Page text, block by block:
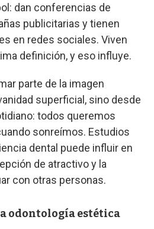
dan conferencias de
publicitarias y tienen
en redes sociales. Viven
definición, y eso influye.
parte de la imagen
superficial, sino desde
todos queremos
sonreímos. Estudios
dental puede influir en
de atractivo y la
con otras personas.
odontología estética